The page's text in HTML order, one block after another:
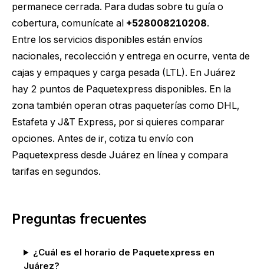
permanece cerrada. Para dudas sobre tu guía o
cobertura, comunícate al +528008210208.
Entre los servicios disponibles están envíos
nacionales, recolección y entrega en ocurre, venta de
cajas y empaques y carga pesada (LTL). En Juárez
hay 2 puntos de Paquetexpress disponibles. En la
zona también operan otras paqueterías como DHL,
Estafeta y J&T Express, por si quieres comparar
opciones. Antes de ir, cotiza tu envío con
Paquetexpress desde Juárez en línea y compara
tarifas en segundos.
Preguntas frecuentes
¿Cuál es el horario de Paquetexpress en
Juárez?